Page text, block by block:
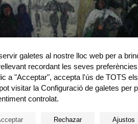
galetes al nostre lloc web per a
recordant les seves
a "Acceptar", accepta l'ús de TOTS
visitar la Configuració de galetes per
controlat.
Rechazar Ajustos